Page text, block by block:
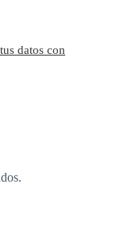
datos con